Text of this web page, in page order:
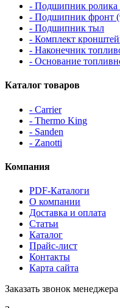
- Подшипник ролика
- Подшипник фронт
- Подшипник тыл
- Комплект
- Наконечник
- Основание
Каталог товаров
- Carrier
- Thermo King
- Sanden
- Zanotti
Компания
PDF-Каталоги
О компании
Доставка и оплата
Статьи
Каталог
Прайс-лист
Контакты
Карта сайта
Заказать звонок менеджера